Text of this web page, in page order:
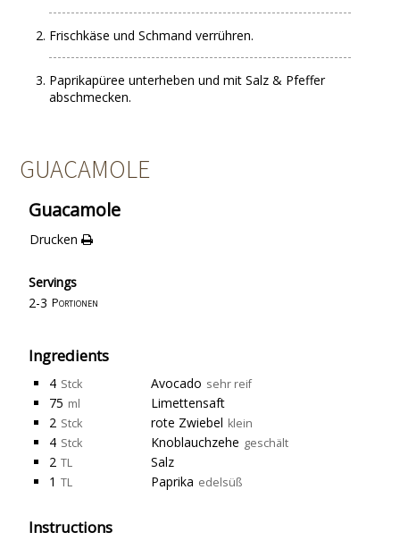
Frischkäse und Schmand verrühren.
Paprikapüree unterheben und mit Salz & Pfeffer
abschmecken.
GUACAMOLE
Guacamole
Drucken
Servings
2-3 Portionen
Ingredients
4 Stck Avocado sehr reif
75 ml
Limettensaft
2 Stck rote Zwiebel klein
4 Stck Knoblauchzehe geschält
2 TL
Salz
1 TL Paprika edelsüß
Instructions